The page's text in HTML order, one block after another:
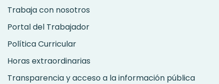
Trabaja con nosotros
Portal del Trabajador
Política Curricular
Horas extraordinarias
Transparencia y acceso a la información pública